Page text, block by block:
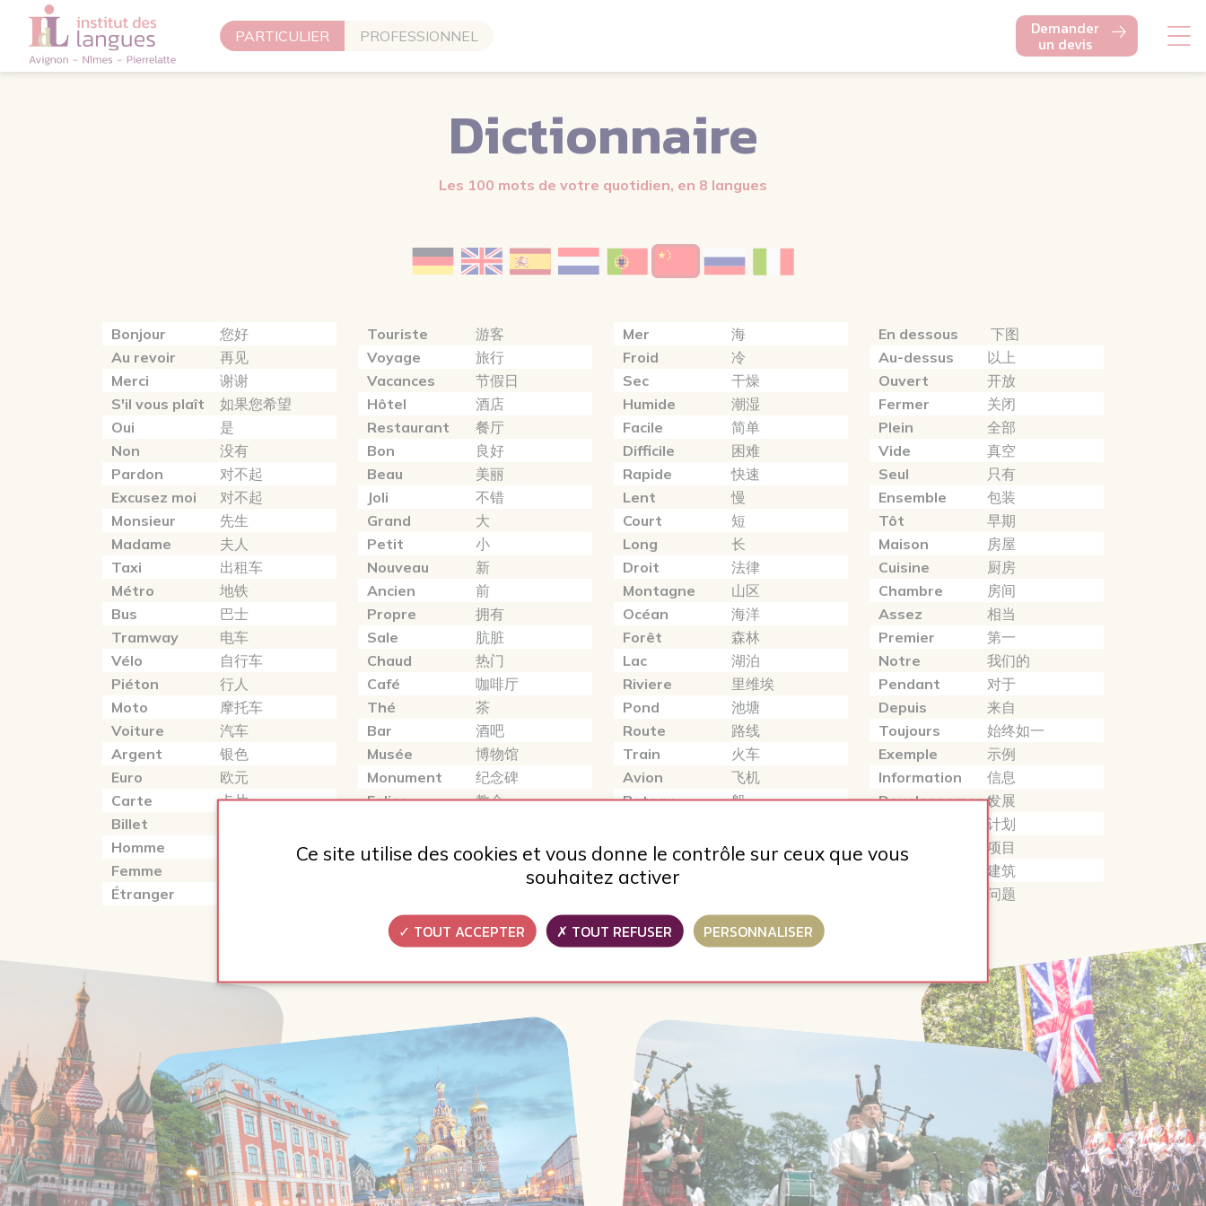
PARTICULIER PROFESSIONNEL Demander
un devis
Dictionnaire
Les 100 mots de votre quotidien, en 8 langues
Bonjour
您好
Au revoir
再见
Merci
谢谢
S'il vous plaît
如果您希望
Oui
是
Non
没有
Pardon
对不起
Excusez moi
对不起
Monsieur
先生
Madame
夫人
Taxi
出租车
Métro
地铁
Bus
巴士
Tramway
电车
Vélo
自行车
Piéton
行人
Moto
摩托车
Voiture
汽车
Argent
银色
Euro
欧元
Carte
卡片
Billet
Homme
Femme
Étranger
Touriste
游客
Voyage
旅行
Vacances
节假日
Hôtel
酒店
Restaurant
餐厅
Bon
良好
Beau
美丽
Joli
不错
Grand
大
Petit
小
Nouveau
新
Ancien
前
Propre
拥有
Sale
肮脏
Chaud
热门
Café
咖啡厅
Thé
茶
Bar
酒吧
Musée
博物馆
Monument
纪念碑
Eglise
教会
Ville
城市
Mer
海
Froid
冷
Sec
干燥
Humide
潮湿
Facile
简单
Difficile
困难
Rapide
快速
Lent
慢
Court
短
Long
长
Droit
法律
Montagne
山区
Océan
海洋
Forêt
森林
Lac
湖泊
Riviere
里维埃
Pond
池塘
Route
路线
Train
火车
Avion
飞机
Bateau
船
Droite
对
Haut
En dessous
下图
Au-dessus
以上
Ouvert
开放
Fermer
关闭
Plein
全部
Vide
真空
Seul
只有
Ensemble
包装
Tôt
早期
Maison
房屋
Cuisine
厨房
Chambre
房间
Assez
相当
Premier
第一
Notre
我们的
Pendant
对于
Depuis
来自
Toujours
始终如一
Exemple
示例
Information
信息
Developpement发展
计划
Projet
项目
建筑
问题
Panneau de gestion des cookies
Ce site utilise des cookies et vous donne le contrôle sur ceux que vous
souhaitez activer
TOUT ACCEPTER TOUT REFUSER PERSONNALISER